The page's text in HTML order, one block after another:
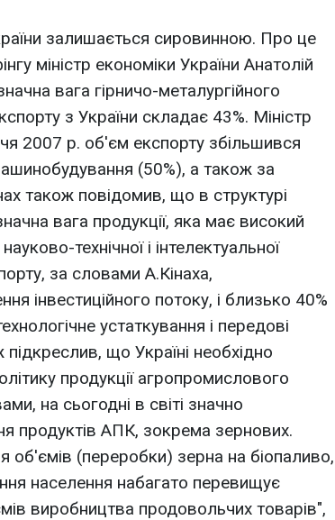
залишається сировинною. Про це
міністр економіки України Анатолій
вага гірничо-металургійного
з України складає 43%. Міністр
2007 р. об'єм експорту збільшився
(50%), а також за
також повідомив, що в структурі
вага продукції, яка має високий
технічної і інтелектуальної
за словами А.Кiнаха,
інвестиційного потоку, і близько 40%
устаткування і передові
підкреслив, що Україні необхідно
продукції агропромислового
на сьогодні в світі значно
продуктів АПК, зокрема зернових.
об'ємів (переробки) зерна на біопаливо,
населення набагато перевищує
виробництва продовольчих товарiв",